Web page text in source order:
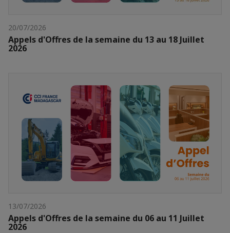
20/07/2026
Appels d'Offres de la semaine du 13 au 18 Juillet
2026
13/07/2026
Appels d'Offres de la semaine du 06 au 11 Juillet
2026